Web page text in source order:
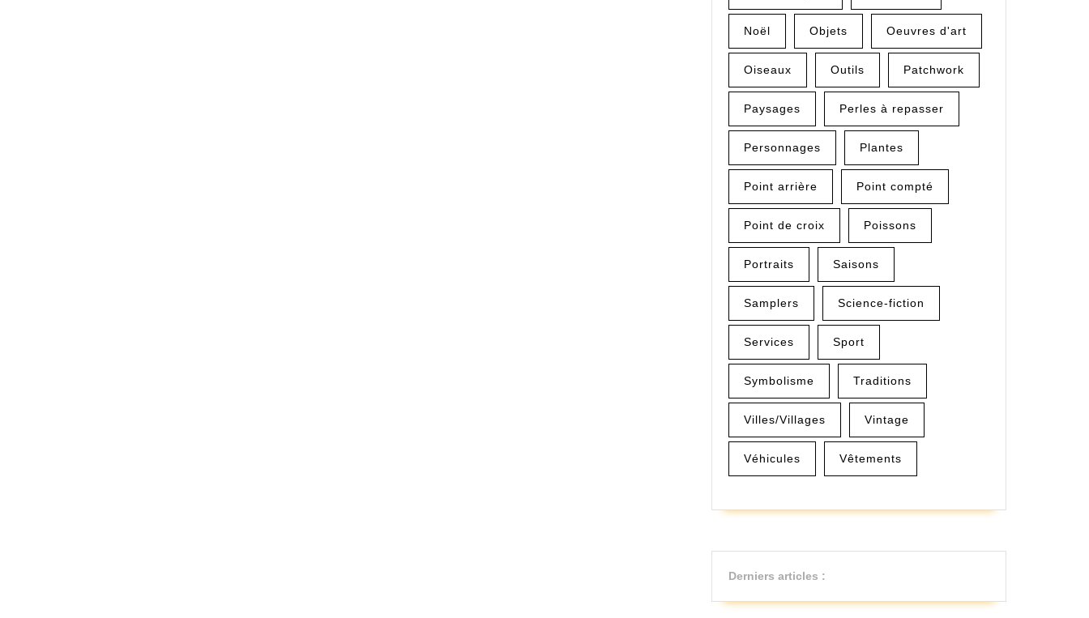
Noël Objets Oeuvres d'art
Oiseaux Outils Patchwork
Paysages Perles à repasser
Personnages Plantes
Point arrière Point compté
Point de croix Poissons
Portraits Saisons
Samplers Science-fiction
Services Sport
Symbolisme Traditions
Villes/Villages Vintage
Véhicules Vêtements
Derniers articles :